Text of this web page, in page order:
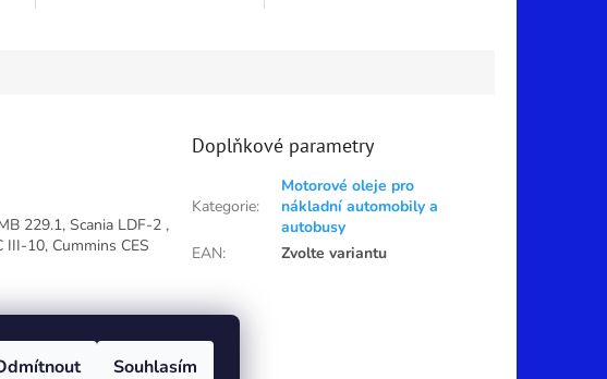
Souhlasím
229.1, Scania LDF-2 ,
III-10, Cummins CES
Doplňkové parametry
Kategorie:
Motorové oleje pro
nákladní automobily a
autobusy
EAN: Zvolte variantu